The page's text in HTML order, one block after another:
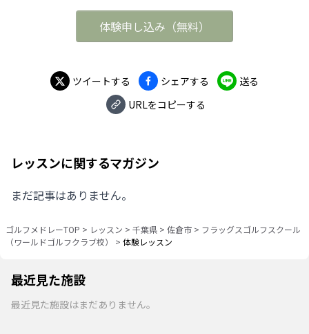
体験申し込み （無料）
ツイートする シェアする
送る
URLをコピーする
レッスンに関するマガジン
まだ記事はありません。
ゴルフメドレーTOP > レッスン > 千葉県 > 佐倉市 > フラッグスゴルフスクール
（ワールドゴルフクラブ校）
> 体験レッスン
最近見た施設
最近見た施設はまだありません。